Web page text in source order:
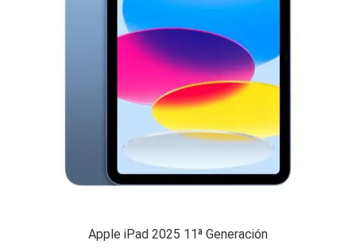
Apple iPad 2025 11ª Generación